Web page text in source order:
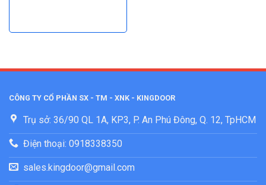
CÔNG TY CỔ PHẦN SX - TM - XNK - KINGDOOR
Trụ sở: 36/90 QL 1A, KP3, P. An Phú Đông, Q. 12, TpHCM
Điện thoại: 0918338350
sales.kingdoor@gmail.com